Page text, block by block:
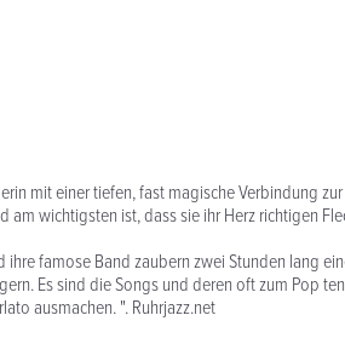
mit einer tiefen, fast magische Verbindung
am wichtigsten ist, dass sie ihr Herz richtigen
ihre famose Band zaubern zwei Stunden lang
Es sind die Songs und deren oft zum Pop
ausmachen. ". Ruhrjazz.net